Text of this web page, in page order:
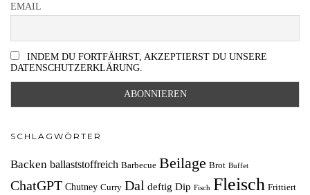
EMAIL
INDEM DU FORTFÄHRST, AKZEPTIERST DU UNSERE
DATENSCHUTZERKLÄRUNG.
SCHLAGWÖRTER
Backen ballaststoffreich Barbecue Beilage Brot Buffet
ChatGPT Chutney Curry Dal deftig Dip Fisch Fleisch Frittiert